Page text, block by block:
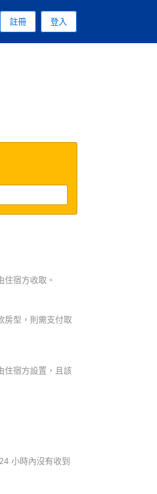
幣是繁體中文
註冊 登入
宿方收取。
房型，則需支付取
住宿方設置，且該
小時內沒有收到